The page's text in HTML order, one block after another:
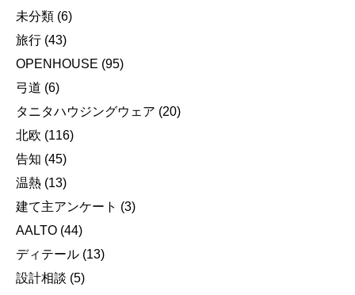
未分類 (6)
旅行 (43)
OPENHOUSE (95)
弓道 (6)
タニタハウジングウェア (20)
北欧 (116)
告知 (45)
温熱 (13)
建て主アンケート (3)
AALTO (44)
ディテール (13)
設計相談 (5)